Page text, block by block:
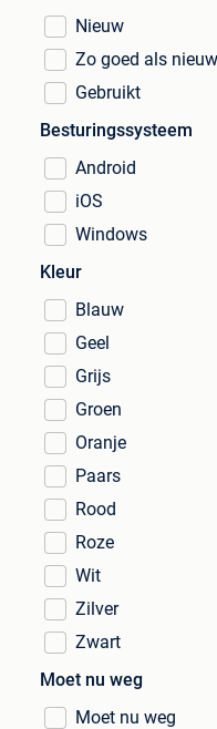
Nieuw
Zo goed als nieuw
Gebruikt
Besturingssysteem
Android
iOS
Windows
Kleur
Blauw
Geel
Grijs
Groen
Oranje
Paars
Rood
Roze
Wit
Zilver
Zwart
Moet nu weg
Moet nu weg